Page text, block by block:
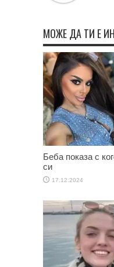
МОЖЕ ДА ТИ Е
Беба показа с
си
17.12.2024